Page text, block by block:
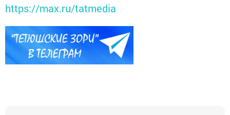
https://max.ru/tatmedia